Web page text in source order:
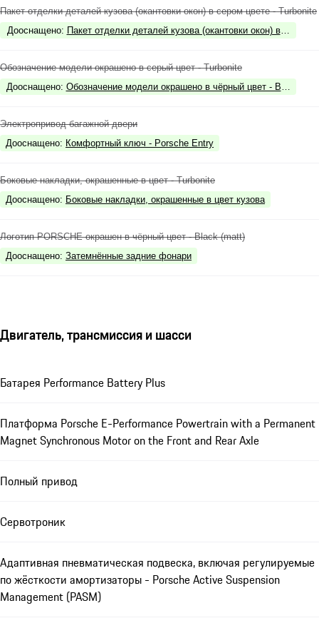
Пакет отделки деталей кузова (окантовки окон) в сером цвете - Turbonite
Дооснащено: Пакет отделки деталей кузова (окантовки окон) в
Обозначение модели окрашено в серый цвет - Turbonite
Дооснащено: Обозначение модели окрашено в чёрный цвет - Black
Электропривод багажной двери
Дооснащено: Комфортный ключ - Porsche Entry
Боковые накладки, окрашенные в цвет - Turbonite
Дооснащено: Боковые накладки, окрашенные в цвет кузова
Логотип PORSCHE окрашен в чёрный цвет - Black (matt)
Дооснащено: Затемнённые задние фонари
Двигатель, трансмиссия и шасси
Батарея Performance Battery Plus
Платформа Porsche E-Performance Powertrain with a Permanent
Magnet Synchronous Motor on the Front and Rear Axle
Полный привод
Сервотроник
Адаптивная пневматическая подвеска, включая регулируемые
по жёсткости амортизаторы - Porsche Active Suspension
Management (PASM)